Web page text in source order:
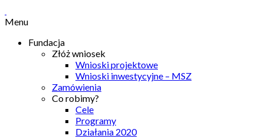
Menu
Fundacja
Złóż wniosek
Wnioski projektowe
Wnioski inwestycyjne – MSZ
Zamówienia
Co robimy?
Cele
Programy
Działania 2020